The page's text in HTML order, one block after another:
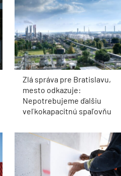
Zlá správa pre Bratislavu,
mesto odkazuje:
Nepotrebujeme ďalšiu
veľkokapacitnú spaľovňu